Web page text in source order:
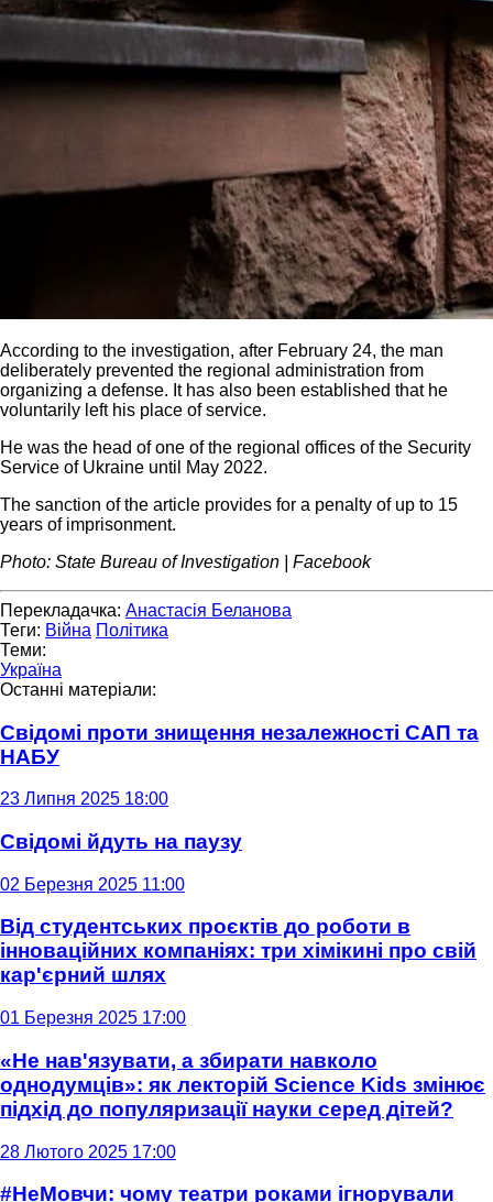
According to the investigation, after February 24, the man
deliberately prevented the regional administration from
organizing a defense. It has also been established that he
voluntarily left his place of service.
He was the head of one of the regional offices of the Security
Service of Ukraine until May 2022.
The sanction of the article provides for a penalty of up to 15
years of imprisonment.
Photo: State Bureau of Investigation | Facebook
Перекладачка: Анастасія Беланова
Теги: Війна Політика
Теми:
Україна
Останні матеріали:
Свідомі проти знищення незалежності САП та
НАБУ
23 Липня 2025 18:00
Свідомі йдуть на паузу
02 Березня 2025 11:00
Від студентських проєктів до роботи в
інноваційних компаніях: три хімікині про свій
кар'єрний шлях
01 Березня 2025 17:00
«Не нав'язувати, а збирати навколо
однодумців»: як лекторій Science Kids змінює
підхід до популяризації науки серед дітей?
28 Лютого 2025 17:00
#НеМовчи: чому театри роками ігнорували